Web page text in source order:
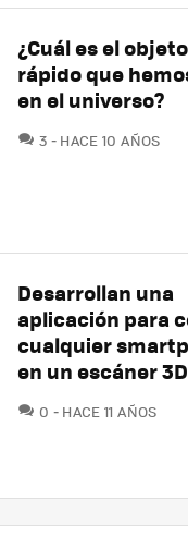
¿Cuál es el
rápido que
en el universo?
3 COMENTARIOS
HACE 10 AÑOS
Desarrollan una
aplicación para
cualquier
en un escáner 3D
0 COMENTARIOS
HACE 11 AÑOS